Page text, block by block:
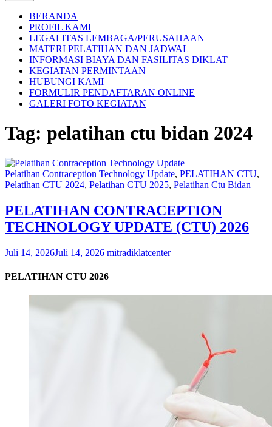
BERANDA
PROFIL KAMI
LEGALITAS LEMBAGA/PERUSAHAAN
MATERI PELATIHAN DAN JADWAL
INFORMASI BIAYA DAN FASILITAS DIKLAT
KEGIATAN PERMINTAAN
HUBUNGI KAMI
FORMULIR PENDAFTARAN ONLINE
GALERI FOTO KEGIATAN
Tag: pelatihan ctu bidan 2024
Pelatihan Contraception Technology Update, PELATIHAN CTU,
Pelatihan CTU 2024, Pelatihan CTU 2025, Pelatihan Ctu Bidan
PELATIHAN CONTRACEPTION
TECHNOLOGY UPDATE (CTU) 2026
Juli 14, 2026Juli 14, 2026 mitradiklatcenter
PELATIHAN CTU 2026